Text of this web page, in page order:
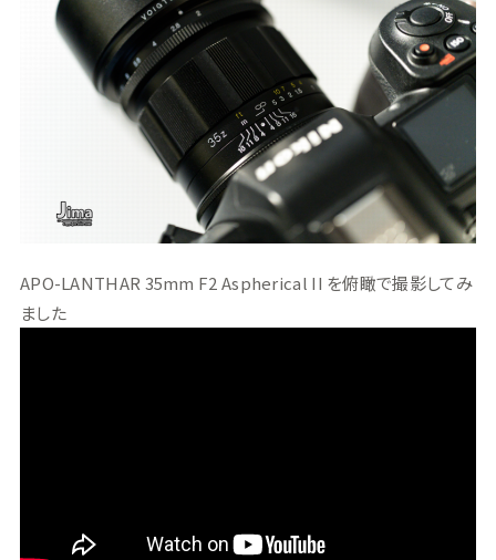
APO-LANTHAR 35mm F2 Aspherical II を俯瞰で撮影してみ
ました